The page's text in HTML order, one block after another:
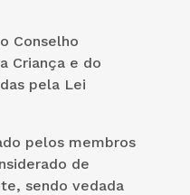
Conselho
Criança e do
pela Lei
pelos membros
de
sendo vedada